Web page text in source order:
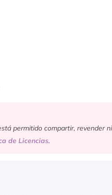
permitido compartir, revender
de Licencias.